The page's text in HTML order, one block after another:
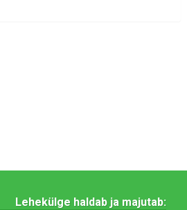
Lehekülge haldab ja majutab: